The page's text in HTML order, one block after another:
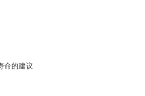
命的建议